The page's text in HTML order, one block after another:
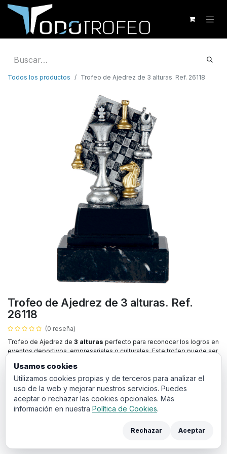
Todos los productos Trofeo de Ajedrez de 3 alturas. Ref. 26118
Trofeo de Ajedrez de 3 alturas. Ref.
26118
(0 reseña)
Trofeo de Ajedrez de 3 alturas perfecto para reconocer los logros en
eventos deportivos, empresariales o culturales. Este trofeo puede ser
premio ideal para destacar su evento.
8,55€ IVA incluido
Usamos cookies
Utilizamos cookies propias y de terceros para analizar el
uso de la web y mejorar nuestros servicios. Puedes
aceptar o rechazar las cookies opcionales. Más
información en nuestra Política de Cookies.
Rechazar Aceptar